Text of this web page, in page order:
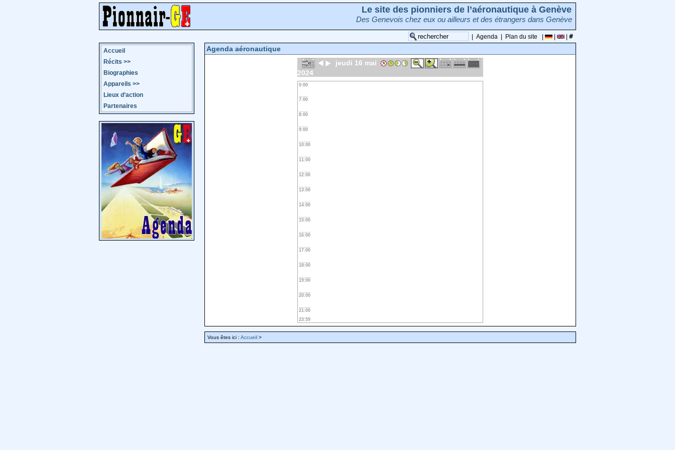
Le site des pionniers de l’aéronautique à Genève
Des Genevois chez eux ou ailleurs et des étrangers dans Genève
Agenda Plan du site
Accueil
Récits >>
Biographies
Appareils >>
Lieux d’action
Partenaires
Agenda aéronautique
jeudi 16 mai
2024
0:00
7:00
8:00
9:00
10:00
11:00
12:00
13:00
14:00
15:00
16:00
17:00
18:00
19:00
20:00
21:00
23:59
Vous êtes ici : Accueil >